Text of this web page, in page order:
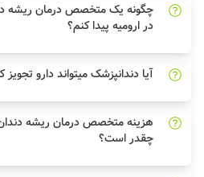
چگونه یک متخصص درمان ریشه
در ارومیه پیدا کنم؟
آیا دندانپزشک میتواند دارو تجویز
هزینه متخصص درمان ریشه
چقدر است؟